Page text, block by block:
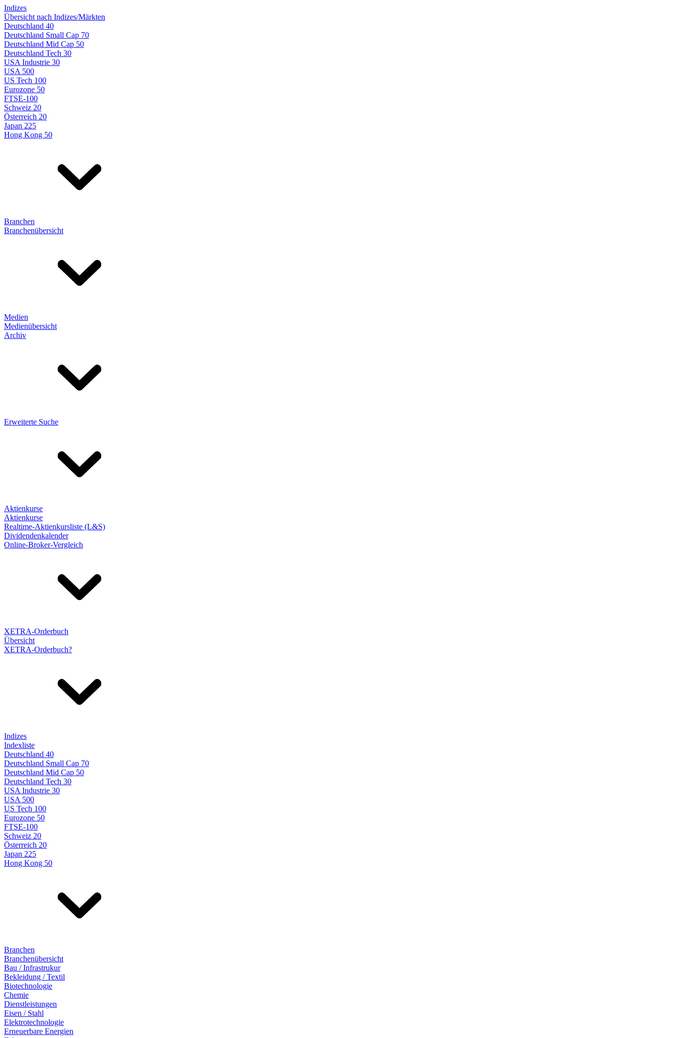
Indizes
Übersicht nach Indizes/Märkten
Deutschland 40
Deutschland Small Cap 70
Deutschland Mid Cap 50
Deutschland Tech 30
USA Industrie 30
USA 500
US Tech 100
Eurozone 50
FTSE-100
Schweiz 20
Österreich 20
Japan 225
Hong Kong 50
Branchen
Branchenübersicht
Medien
Medienübersicht
Archiv
Erweiterte Suche
Aktienkurse
Aktienkurse
Realtime-Aktienkursliste (L&S)
Dividendenkalender
Online-Broker-Vergleich
XETRA-Orderbuch
Übersicht
XETRA-Orderbuch?
Indizes
Indexliste
Deutschland 40
Deutschland Small Cap 70
Deutschland Mid Cap 50
Deutschland Tech 30
USA Industrie 30
USA 500
US Tech 100
Eurozone 50
FTSE-100
Schweiz 20
Österreich 20
Japan 225
Hong Kong 50
Branchen
Branchenübersicht
Bau / Infrastrukur
Bekleidung / Textil
Biotechnologie
Chemie
Dienstleistungen
Eisen / Stahl
Elektrotechnologie
Erneuerbare Energien